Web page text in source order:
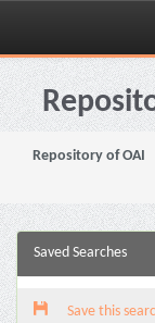
Skip
navigation
Repository of OAI
Saved Searches
Save this